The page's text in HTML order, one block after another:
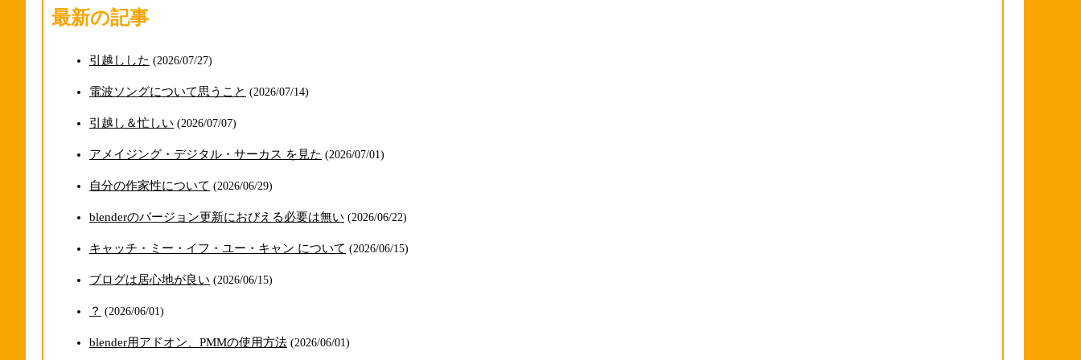
最新の記事
引越しした (2026/07/27)
電波ソングについて思うこと (2026/07/14)
引越し＆忙しい (2026/07/07)
アメイジング・デジタル・サーカス を見た (2026/07/01)
自分の作家性について (2026/06/29)
blenderのバージョン更新におびえる必要は無い (2026/06/22)
キャッチ・ミー・イフ・ユー・キャン について (2026/06/15)
ブログは居心地が良い (2026/06/15)
？ (2026/06/01)
blender用アドオン、PMMの使用方法 (2026/06/01)